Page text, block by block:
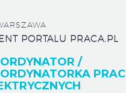
PORTALU PRACA.PL
/
PRAC